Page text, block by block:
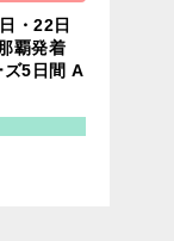
・22日
覇発着
ズ5日間 A